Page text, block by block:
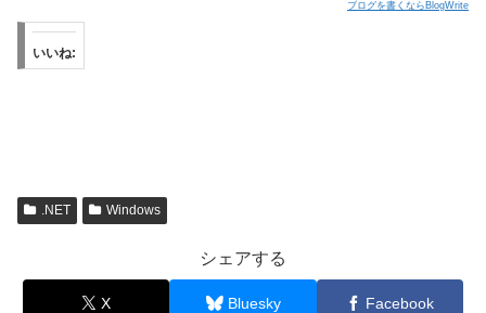
ブログを書くならBlogWrite
いいね:
.NET Windows
シェアする
X Bluesky Facebook